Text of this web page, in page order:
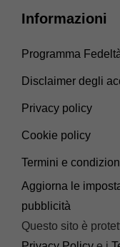
Informazioni
Programma
Disclaimer degli
Privacy policy
Cookie policy
Termini e
Aggiorna le
pubblicità
Questo sito è